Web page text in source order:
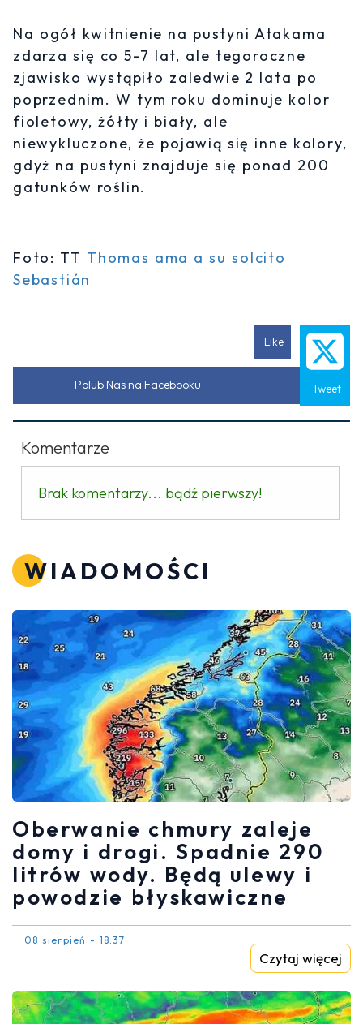
Na ogół kwitnienie na pustyni Atakama
zdarza się co 5-7 lat, ale tegoroczne
zjawisko wystąpiło zaledwie 2 lata po
poprzednim. W tym roku dominuje kolor
fioletowy, żółty i biały, ale
niewykluczone, że pojawią się inne kolory,
gdyż na pustyni znajduje się ponad 200
gatunków roślin.
Foto: TT Thomas ama a su solcito
Sebastián
Like
Tweet
Polub Nas na Facebooku
Komentarze
Brak komentarzy... bądź pierwszy!
WIADOMOŚCI
Oberwanie chmury zaleje
domy i drogi. Spadnie 290
litrów wody. Będą ulewy i
powodzie błyskawiczne
08 sierpień - 18:37
Czytaj więcej